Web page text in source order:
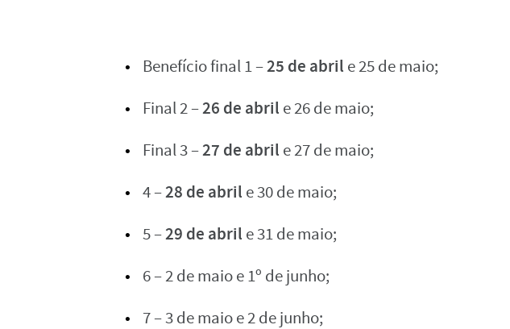
Benefício final 1 –25 de abril e 25 de maio;
Final 2 –26 de abril e 26 de maio;
Final 3 –27 de abril e 27 de maio;
4 –28 de abril e 30 de maio;
5 –29 de abril e 31 de maio;
6 – 2 de maio e 1º de junho;
7 – 3 de maio e 2 de junho;